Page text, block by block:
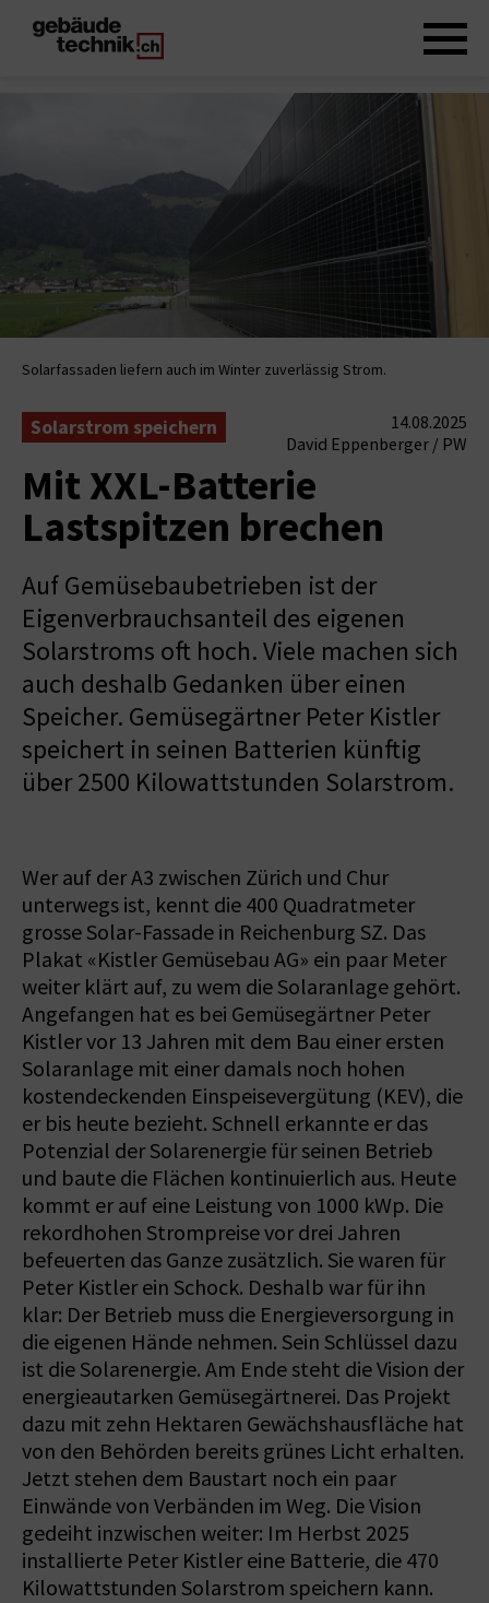
Solarfassaden liefern auch im Winter zuverlässig Strom.
Solarstrom speichern
14.08.2025
David Eppenberger / PW
Mit XXL-Batterie
Lastspitzen brechen
Auf Gemüsebaubetrieben ist der
Eigenverbrauchsanteil des eigenen
Solarstroms oft hoch. Viele machen sich
auch deshalb Gedanken über einen
Speicher. Gemüsegärtner Peter Kistler
speichert in seinen Batterien künftig
über 2500 Kilowattstunden Solarstrom.
Wer auf der A3 zwischen Zürich und Chur
unterwegs ist, kennt die 400 Quadratmeter
grosse Solar-Fassade in Reichenburg SZ. Das
Plakat «Kistler Gemüsebau AG» ein paar Meter
weiter klärt auf, zu wem die Solaranlage gehört.
Angefangen hat es bei Gemüsegärtner Peter
Kistler vor 13 Jahren mit dem Bau einer ersten
Solaranlage mit einer damals noch hohen
kostendeckenden Einspeisevergütung (KEV), die
er bis heute bezieht. Schnell erkannte er das
Potenzial der Solarenergie für seinen Betrieb
und baute die Flächen kontinuierlich aus. Heute
kommt er auf eine Leistung von 1000 kWp. Die
rekordhohen Strompreise vor drei Jahren
befeuerten das Ganze zusätzlich. Sie waren für
Peter Kistler ein Schock. Deshalb war für ihn
klar: Der Betrieb muss die Energieversorgung in
die eigenen Hände nehmen. Sein Schlüssel dazu
ist die Solarenergie. Am Ende steht die Vision der
energieautarken Gemüsegärtnerei. Das Projekt
dazu mit zehn Hektaren Gewächshausfläche hat
von den Behörden bereits grünes Licht erhalten.
Jetzt stehen dem Baustart noch ein paar
Einwände von Verbänden im Weg. Die Vision
gedeiht inzwischen weiter: Im Herbst 2025
installierte Peter Kistler eine Batterie, die 470
Kilowattstunden Solarstrom speichern kann.